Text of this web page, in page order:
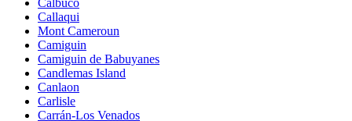
Callaqui
Mont Cameroun
Camiguin
Camiguin de Babuyanes
Candlemas Island
Canlaon
Carlisle
Carrán-Los Venados